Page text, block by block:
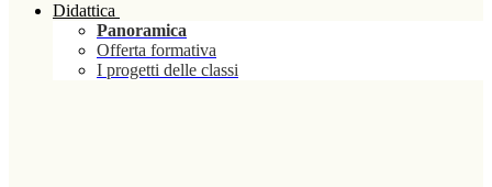
Didattica
Panoramica
Offerta formativa
I progetti delle classi